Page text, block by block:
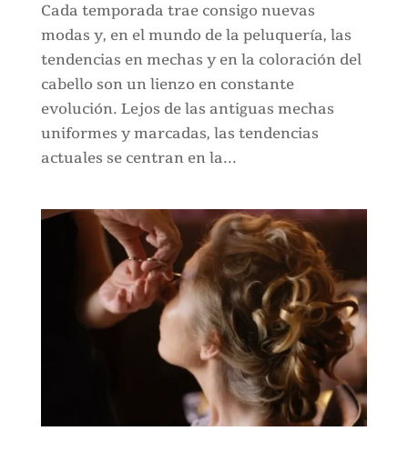
Cada temporada trae consigo nuevas
modas y, en el mundo de la peluquería, las
tendencias en mechas y en la coloración del
cabello son un lienzo en constante
evolución. Lejos de las antiguas mechas
uniformes y marcadas, las tendencias
actuales se centran en la...